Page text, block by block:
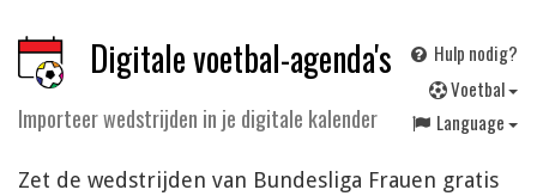
Digitale voetbal-agenda's
Importeer wedstrijden in je digitale kalender
Hulp nodig?
Voetbal
Language
Zet de wedstrijden van Bundesliga Frauen gratis